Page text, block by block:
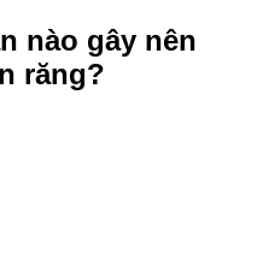
nào gây nên
răng?